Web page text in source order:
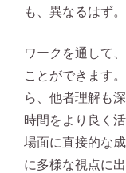
も、異なるはず。
ワークを通して
ことができます
ら、他者理解も
時間をより良く
場面に直接的な
に多様な視点に